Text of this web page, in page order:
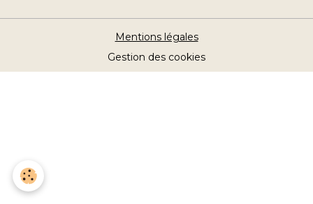
Mentions légales
Gestion des cookies